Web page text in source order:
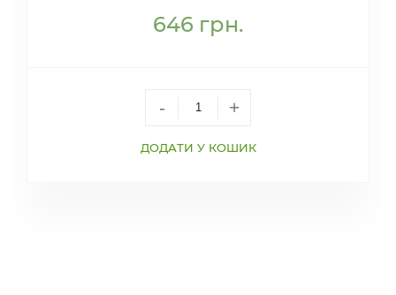
646 грн.
- +
ДОДАТИ У КОШИК